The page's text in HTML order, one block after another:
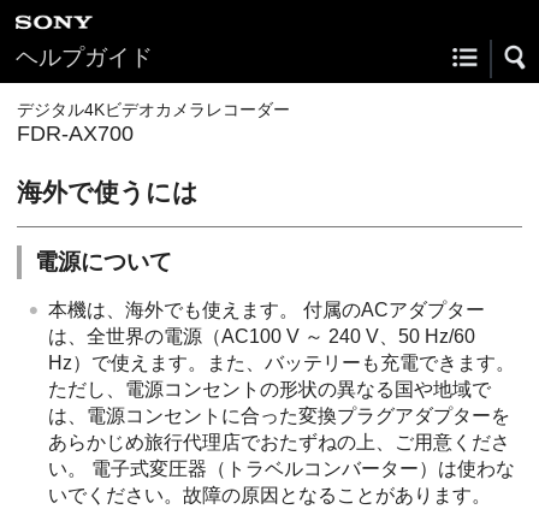
ヘルプガイド
デジタル4Kビデオカメラレコーダー
FDR-AX700
海外で使うには
電源について
本機は、海外でも使えます。 付属のACアダプター
は、全世界の電源（AC100 V ～ 240 V、50 Hz/60
Hz）で使えます。また、バッテリーも充電できます。
ただし、電源コンセントの形状の異なる国や地域で
は、電源コンセントに合った変換プラグアダプターを
あらかじめ旅行代理店でおたずねの上、ご用意くださ
い。 電子式変圧器（トラベルコンバーター）は使わな
いでください。故障の原因となることがあります。